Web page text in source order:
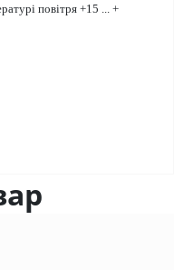
повітря +15 ... +